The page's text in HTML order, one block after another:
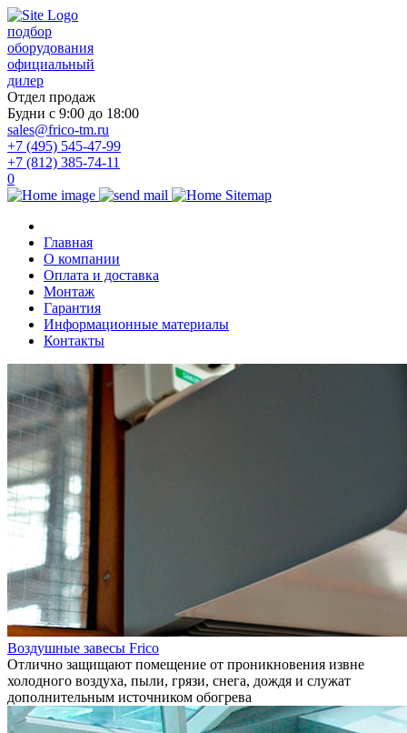
подбор
оборудования
официальный
дилер
Отдел продаж
Будни с 9:00 до 18:00
sales@frico-tm.ru
+7 (495) 545-47-99
+7 (812) 385-74-11
0
Главная
О компании
Оплата и доставка
Монтаж
Гарантия
Информационные материалы
Контакты
Воздушные завесы Frico
Отлично защищают помещение от проникновения извне
холодного воздуха, пыли, грязи, снега, дождя и служат
дополнительным источником обогрева